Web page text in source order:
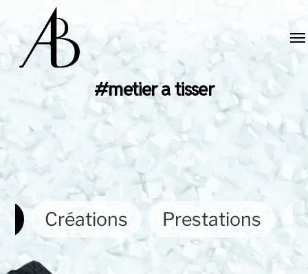
#metier a tisser
Créations Prestations